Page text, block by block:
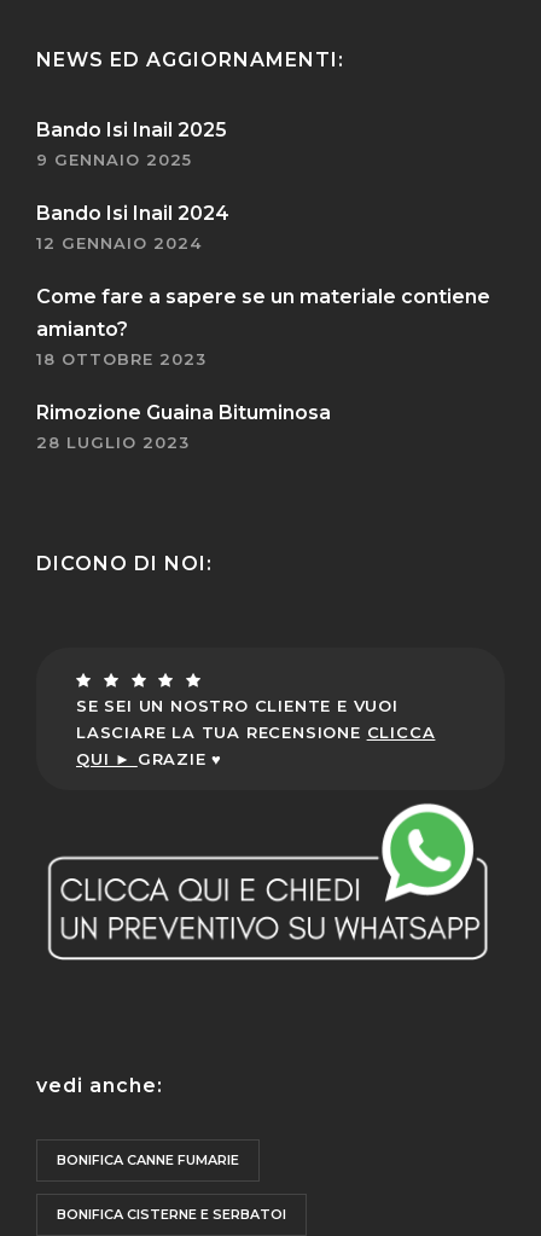
NEWS ED AGGIORNAMENTI:
Bando Isi Inail 2025
9 GENNAIO 2025
Bando Isi Inail 2024
12 GENNAIO 2024
Come fare a sapere se un materiale contiene
amianto?
18 OTTOBRE 2023
Rimozione Guaina Bituminosa
28 LUGLIO 2023
DICONO DI NOI:
SE SEI UN NOSTRO CLIENTE E VUOI
LASCIARE LA TUA RECENSIONE CLICCA
QUI ► GRAZIE ♥
vedi anche:
BONIFICA CANNE FUMARIE
BONIFICA CISTERNE E SERBATOI